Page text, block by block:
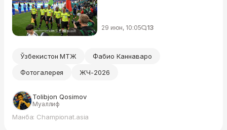
29 июн, 10:05 13
Ўзбекистон МТЖ
Фабио Каннаваро
Фотогалерея
ЖЧ-2026
Tolibjon Qosimov
Муаллиф
Манба: Championat.asia